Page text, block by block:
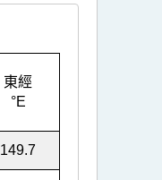
東經
°E
149.7